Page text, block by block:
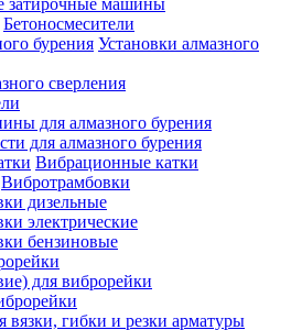
затирочные машины
Бетоносмесители
Установки алмазного
сверления
для алмазного бурения
для алмазного бурения
Вибрационные катки
Вибротрамбовки
дизельные
электрические
бензиновые
для виброрейки